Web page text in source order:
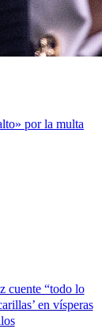
por la multa
cuente “todo lo
en vísperas